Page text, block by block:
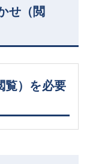
せ（閲
覧）を必要